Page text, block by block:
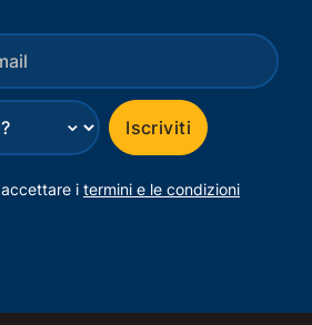
⌄ Iscriviti
i termini e le condizioni